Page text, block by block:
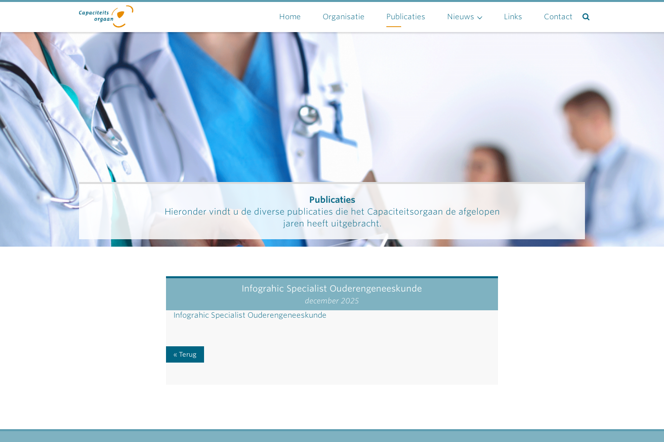
Home Organisatie Publicaties Nieuws Links Contact
Publicaties
Hieronder vindt u de diverse publicaties die het Capaciteitsorgaan de afgelopen
jaren heeft uitgebracht.
Infograhic Specialist Ouderengeneeskunde
december 2025
Infograhic Specialist Ouderengeneeskunde
Terug